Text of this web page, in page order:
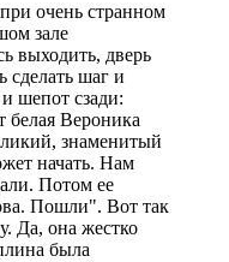
очень странном
зале
выходить, дверь
шаг и
шепот сзади:
белая Вероника
знаменитый
начать. Нам
Потом ее
Пошли". Вот так
Да, она жестко
была